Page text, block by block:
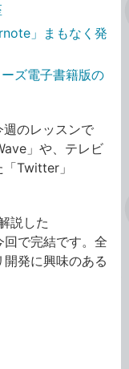
」まもなく発
ズ電子書籍版の
週のレッスンで
」や、テレビ
Twitter」
説した
回で完結です。全
発に興味のある